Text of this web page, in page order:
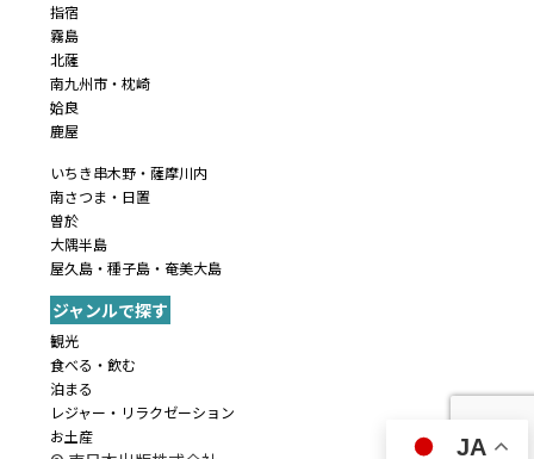
指宿
霧島
北薩
南九州市・枕崎
姶良
鹿屋
いちき串木野・薩摩川内
南さつま・日置
曽於
大隅半島
屋久島・種子島・奄美大島
ジャンルで探す
観光
食べる・飲む
泊まる
レジャー・リラクゼーション
お土産
JA